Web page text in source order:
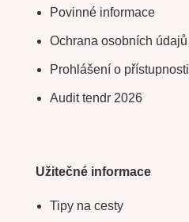
Povinné informace
Ochrana osobních údajů
Prohlášení o přístupnosti
Audit tendr 2026
Užitečné informace
Tipy na cesty